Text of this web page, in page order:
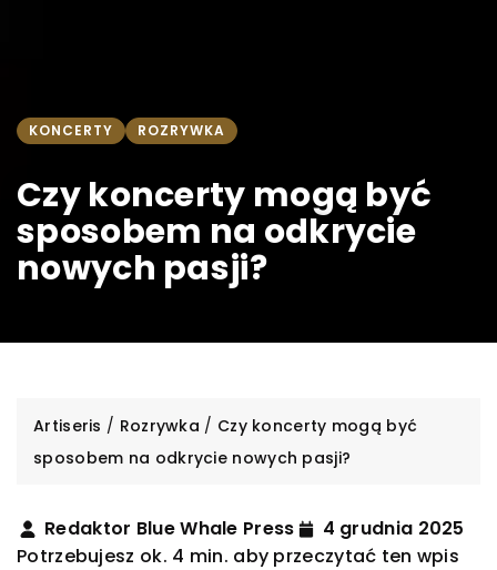
KONCERTY ROZRYWKA
Czy koncerty mogą być
sposobem na odkrycie
nowych pasji?
Artiseris / Rozrywka / Czy koncerty mogą być
sposobem na odkrycie nowych pasji?
Redaktor Blue Whale Press
4 grudnia 2025
Potrzebujesz ok. 4 min. aby przeczytać ten wpis